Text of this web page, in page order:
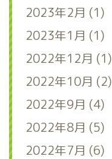
2023年2月 (1)
2023年1月 (1)
2022年12月 (1)
2022年10月 (2)
2022年9月 (4)
2022年8月 (5)
2022年7月 (6)